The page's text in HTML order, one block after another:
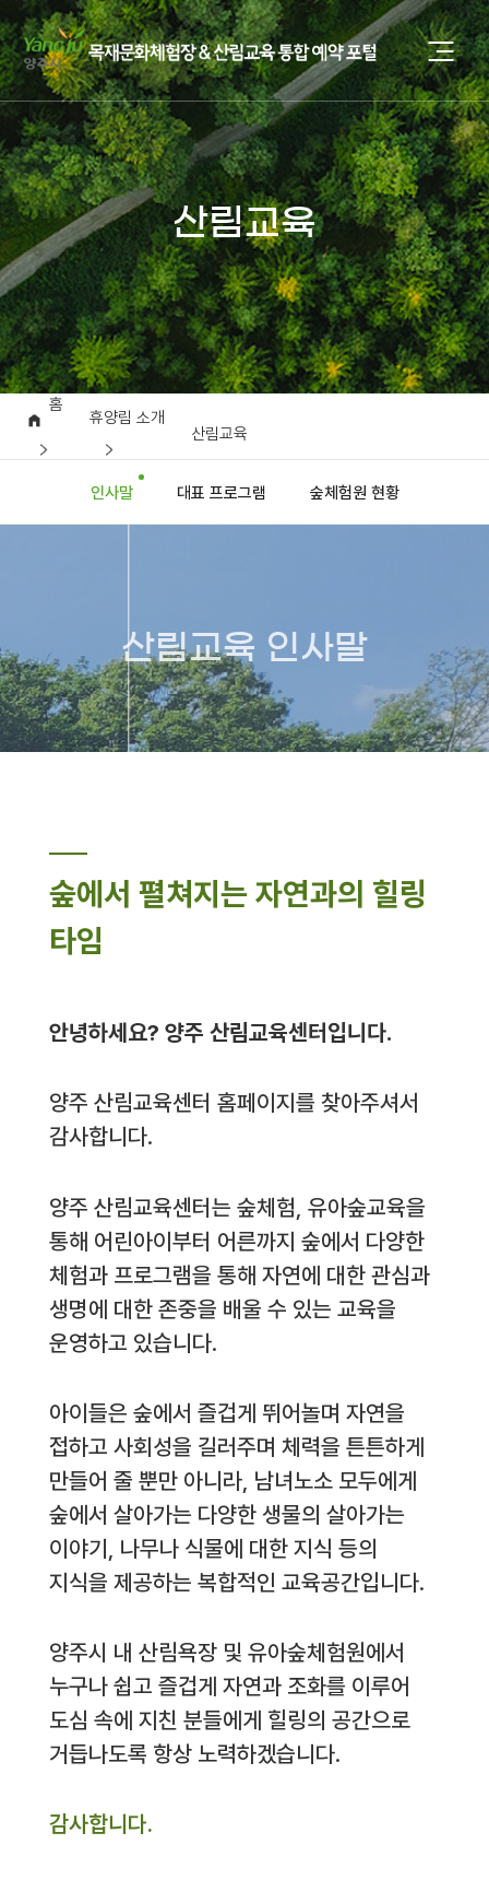
산림교육
홈
휴양림 소개
산림교육
인사말 대표 프로그램 숲체험원 현황
산림교육 인사말
숲에서 펼쳐지는 자연과의 힐링
타임
안녕하세요? 양주 산림교육센터입니다.
양주 산림교육센터 홈페이지를 찾아주셔서
감사합니다.
양주 산림교육센터는 숲체험, 유아숲교육을
통해 어린아이부터 어른까지 숲에서 다양한
체험과 프로그램을 통해 자연에 대한 관심과
생명에 대한 존중을 배울 수 있는 교육을
운영하고 있습니다.
아이들은 숲에서 즐겁게 뛰어놀며 자연을
접하고 사회성을 길러주며 체력을 튼튼하게
만들어 줄 뿐만 아니라, 남녀노소 모두에게
숲에서 살아가는 다양한 생물의 살아가는
이야기, 나무나 식물에 대한 지식 등의
지식을 제공하는 복합적인 교육공간입니다.
양주시 내 산림욕장 및 유아숲체험원에서
누구나 쉽고 즐겁게 자연과 조화를 이루어
도심 속에 지친 분들에게 힐링의 공간으로
거듭나도록 항상 노력하겠습니다.
감사합니다.